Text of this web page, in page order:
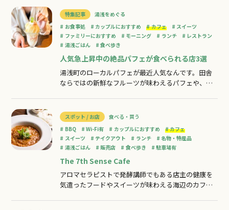
編集部あいりがご案内しましょう！「ご案内」とい
っても、実は地元に住みながら湯浅醤油(有)の蔵を体
験するのは本日が初めての私。画面の前にい
湯浅をめぐる
特集記事
お食事処
カップルにおすすめ カフェ
スイーツ
ファミリーにおすすめ
モーニング ランチ
レストラン
湯浅ごはん
食べ歩き
人気急上昇中の絶品パフェが食べられる店3選
湯浅町のローカルパフェが最近人気なんです。田舎
ならではの新鮮なフルーツが味わえるパフェや、気
くだけで興味が沸いてきたでしょう？町歩きの一休
みに美味しいパフェはいかが？？というわけで！本
日湯浅町の絶品パフェをご紹介させていただく編
スポット / お店
食べる・買う
BBQ
Wi-Fi有 カップルにおすすめ
カフェ
スイーツ
テイクアウト ランチ
名物・特産品
湯浅ごはん
販売店 食べ歩き 駐車場有
The 7th Sense Cafe
アロマセラピストで発酵講師でもある店主の健康を
気遣ったフードやスイーツが味わえる海辺のカフェ